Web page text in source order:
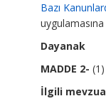
Bazı
Dayanak
MADDE 2-
İlgili